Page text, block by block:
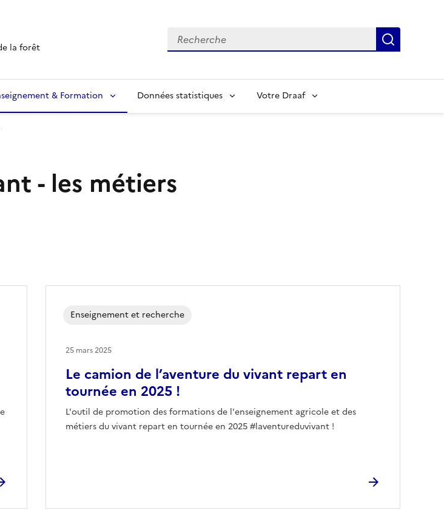
la forêt
Recherche
& Formation Données statistiques Votre Draaf
- les métiers
Le camion de l’aventure du vivant repart en
tournée en 2025 !
L'outil de promotion des formations de l'enseignement agricole et des
métiers du vivant repart en tournée en 2025 #laventureduvivant !
Enseignement et recherche
25 mars 2025